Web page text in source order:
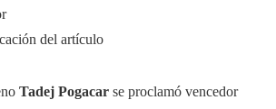
del artículo
Tadej Pogacar se proclamó vencedor